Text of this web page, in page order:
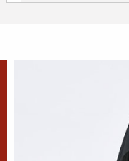
pe vremea
luptătorul